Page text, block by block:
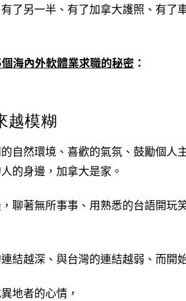
了另一半、有了加拿大護照、有了
海內外軟體業求職的秘密 ：
越模糊
自然環境、喜歡的氣氛、鼓勵個人
的身邊，加拿大是家。
聊著無所事事、用熟悉的台語開玩
結越深、與台灣的連結越弱、而開
地者的心情，